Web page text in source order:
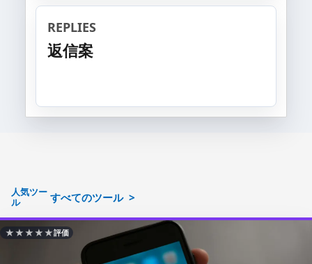
REPLIES
返信案
人気ツー
ル
すべてのツール
★★★★★評価